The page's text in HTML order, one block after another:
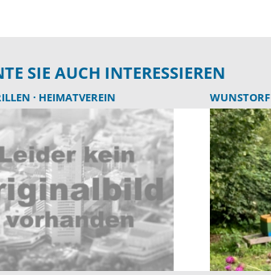
SIE AUCH INTERESSIEREN
HEIMATVEREIN WUNSTORF